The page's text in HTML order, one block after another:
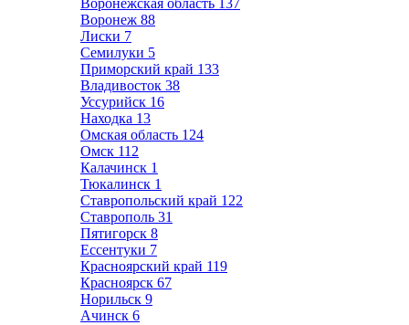
Воронежская область 137
Воронеж 88
Лиски 7
Семилуки 5
Приморский край 133
Владивосток 38
Уссурийск 16
Находка 13
Омская область 124
Омск 112
Калачинск 1
Тюкалинск 1
Ставропольский край 122
Ставрополь 31
Пятигорск 8
Ессентуки 7
Красноярский край 119
Красноярск 67
Норильск 9
Ачинск 6